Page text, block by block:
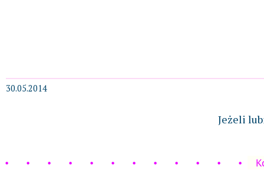
30.05.2014
Jeżeli